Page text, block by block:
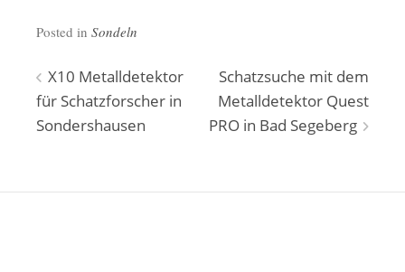
Posted in Sondeln
Beitragsnavigation
X10 Metalldetektor
für Schatzforscher in
Sondershausen
Schatzsuche mit dem
Metalldetektor Quest
PRO in Bad Segeberg